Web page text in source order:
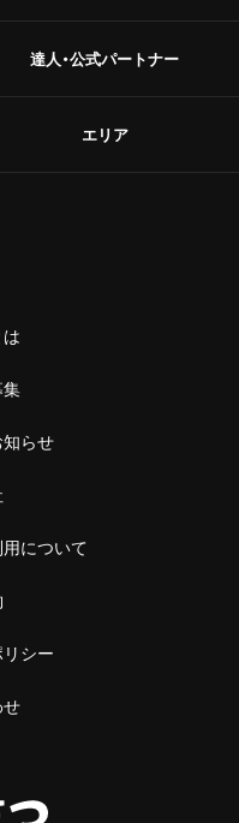
達人・公式パートナー
エリア
らせ
について
シー